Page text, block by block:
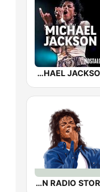
NOSTALGIE MICHAEL JACKSON
THE MICHAEL JACKSON RADIO STORY